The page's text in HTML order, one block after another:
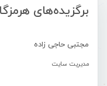
برگزیده‌های
مجتبی حاجی زاده
مدیریت سایت